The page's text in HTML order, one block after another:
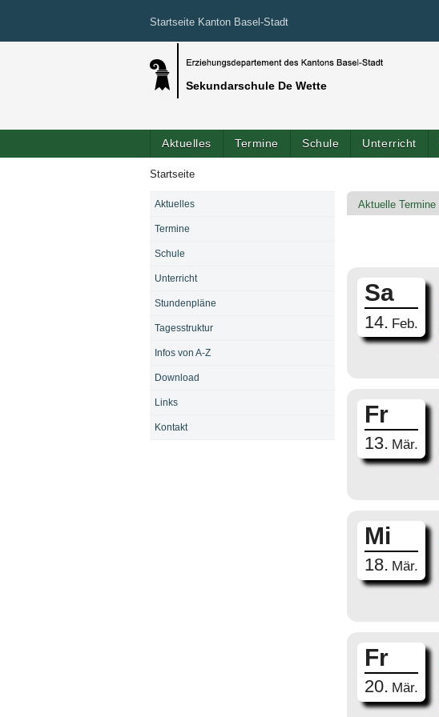
Startseite Kanton Basel-Stadt
Sekundarschule De Wette
Aktuelles Termine Schule Unterricht
Startseite
Aktuelle Termine
Sa
14. Feb.
Fr
13. Mär.
Mi
18. Mär.
Fr
20. Mär.
NAVIGATION
Aktuelles
Termine
Schule
Unterricht
Stundenpläne
Tagesstruktur
Infos von A-Z
Download
Links
Kontakt